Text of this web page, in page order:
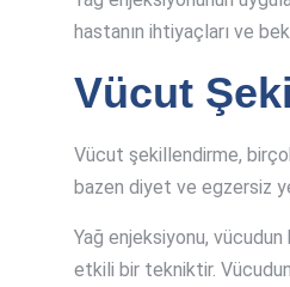
hastanın ihtiyaçları ve
Vücut
Vücut şekillendirme,
bazen diyet ve egzersiz
Yağ enjeksiyonu,
etkili bir tekniktir.